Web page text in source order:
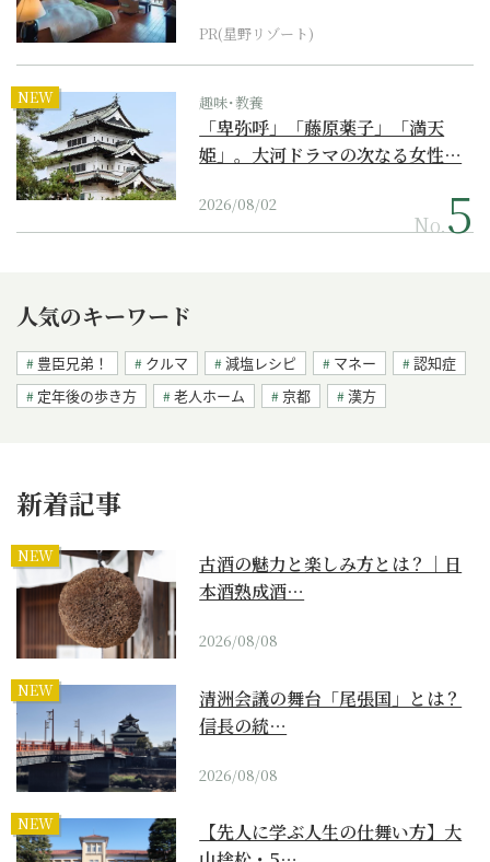
PR(星野リゾート)
NEW 趣味･教養
「卑弥呼」「藤原薬子」「満天
姫」。大河ドラマの次なる女性…
2026/08/02
No.
人気のキーワード
豊臣兄弟！ クルマ 減塩レシピ マネー
認知症
定年後の歩き方
老人ホーム 京都 漢方
新着記事
NEW
古酒の魅力と楽しみ方とは？｜日
本酒熟成酒…
2026/08/08
NEW
清洲会議の舞台「尾張国」とは？
信長の統…
2026/08/08
NEW
【先人に学ぶ人生の仕舞い方】大